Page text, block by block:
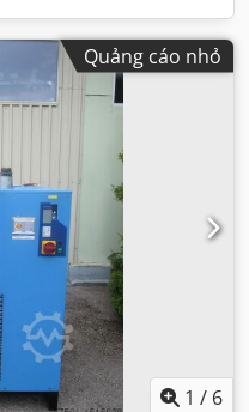
Quảng cáo nhỏ
1 / 6